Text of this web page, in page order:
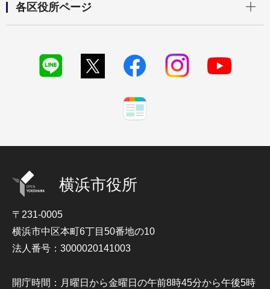
各区役所ページ
横浜市役所
〒231-0005
横浜市中区本町6丁目50番地の10
法人番号：3000020141003
開庁時間：月曜日から金曜日の午前8時45分から午後5時